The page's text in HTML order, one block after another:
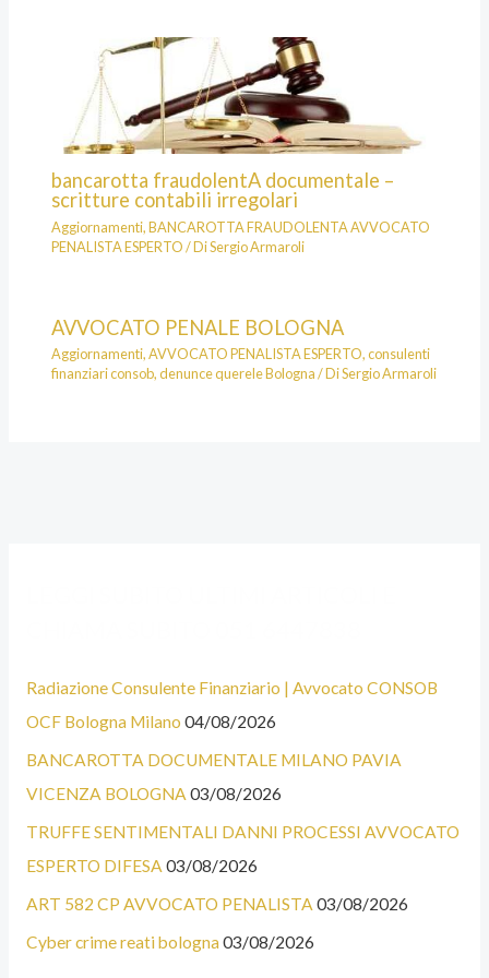
bancarotta fraudolentA documentale –
scritture contabili irregolari
Aggiornamenti,BANCAROTTA FRAUDOLENTA AVVOCATO
PENALISTA ESPERTO/ DiSergio Armaroli
AVVOCATO PENALE BOLOGNA
Aggiornamenti,AVVOCATO PENALISTA ESPERTO,consulenti
finanziari consob,denunce querele Bologna/ DiSergio Armaroli
Radiazione Consulente Finanziario | Avvocato CONSOB
OCF Bologna Milano 04/08/2026
BANCAROTTA DOCUMENTALE MILANO PAVIA
VICENZA BOLOGNA 03/08/2026
TRUFFE SENTIMENTALI DANNI PROCESSI AVVOCATO
ESPERTO DIFESA 03/08/2026
ART 582 CP AVVOCATO PENALISTA 03/08/2026
Cyber crime reati bologna 03/08/2026
N
E
C
A
T
E
G
G
O
R
I
E